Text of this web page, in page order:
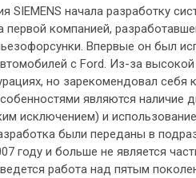
SIEMENS начала разработку
первой компанией,
Впервые он был
c Ford. Из-за
но зарекомендовал
являются наличие
исключением) и
были переданы в
году и больше не является
работа над пятым